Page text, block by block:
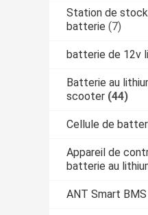
Station de
batterie (7)
batterie de 12v
Batterie au
scooter (44)
Cellule de
Appareil de
batterie au
ANT Smart BMS